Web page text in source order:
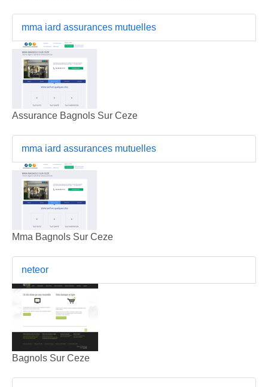
mma iard assurances mutuelles
Assurance Bagnols Sur Ceze
mma iard assurances mutuelles
Mma Bagnols Sur Ceze
neteor
Bagnols Sur Ceze